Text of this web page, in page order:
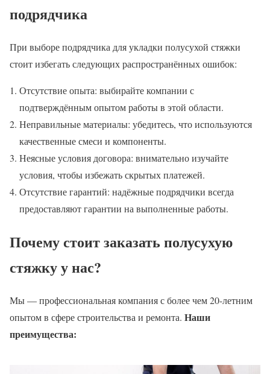
подрядчика
При выборе подрядчика для укладки полусухой стяжки
стоит избегать следующих распространённых ошибок:
Отсутствие опыта: выбирайте компании с
подтверждённым опытом работы в этой области.
Неправильные материалы: убедитесь, что используются
качественные смеси и компоненты.
Неясные условия договора: внимательно изучайте
условия, чтобы избежать скрытых платежей.
Отсутствие гарантий: надёжные подрядчики всегда
предоставляют гарантии на выполненные работы.
Почему стоит заказать полусухую
стяжку у нас?
Мы — профессиональная компания с более чем 20-летним
опытом в сфере строительства и ремонта. Наши
преимущества: